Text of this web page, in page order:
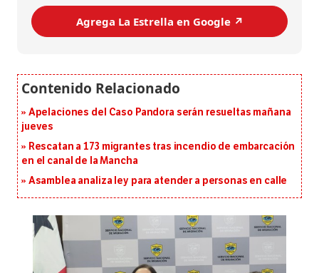
Agrega La Estrella en Google ↗️
Apelaciones del Caso Pandora serán resueltas mañana
jueves
Rescatan a 173 migrantes tras incendio de embarcación
en el canal de la Mancha
Asamblea analiza ley para atender a personas en calle